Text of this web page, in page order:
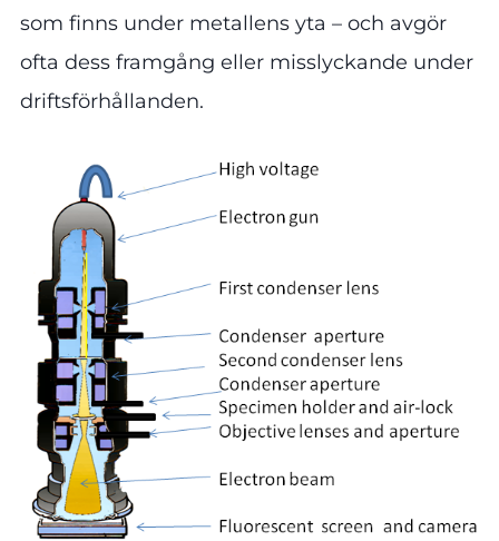
som finns under metallens yta – och avgör
ofta dess framgång eller misslyckande under
driftsförhållanden.